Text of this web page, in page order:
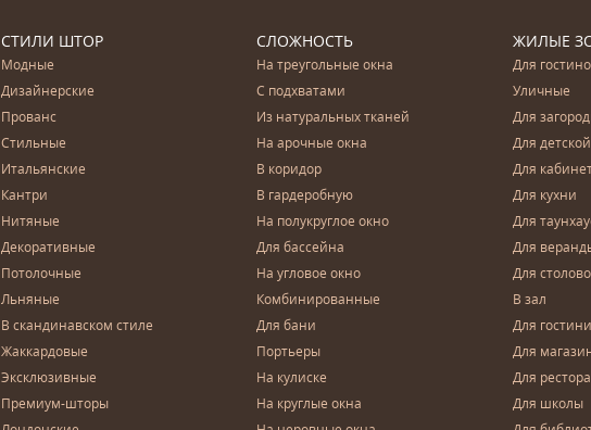
СТИЛИ ШТОР
Модные
Дизайнерские
Прованс
Стильные
Итальянские
Кантри
Нитяные
Декоративные
Потолочные
Льняные
В скандинавском стиле
Жаккардовые
Эксклюзивные
Премиум-шторы
СЛОЖНОСТЬ
На треугольные окна
С подхватами
Из натуральных тканей
На арочные окна
В коридор
В гардеробную
На полукруглое окно
Для бассейна
На угловое окно
Комбинированные
Для бани
Портьеры
На кулиске
На круглые окна
ЖИЛЫЕ
Для
Уличные
Для
Для детской
Для
Для кухни
Для
Для
Для
В зал
Для
Для
Для
Для школы